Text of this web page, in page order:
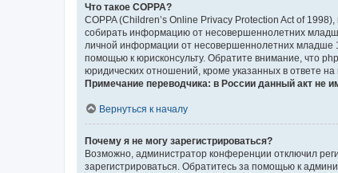
Что такое COPPA?
COPPA (Children’s Online Privacy Protection Act of
собирать информацию от несовершеннолетних
личной информации от несовершеннолетних младше
помощью к юрисконсульту. Обратите внимание, что
юридических отношений, кроме указанных в ответе
Примечание переводчика: в России данный акт не
Вернуться к началу
Почему я не могу зарегистрироваться?
Возможно, администратор конференции отключил
зарегистрироваться. Обратитесь за помощью к